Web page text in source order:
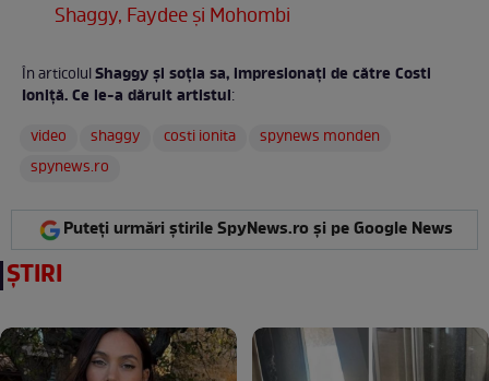
Shaggy, Faydee şi Mohombi
În articolulShaggy și soția sa, impresionați de către Costi
Ioniță. Ce le-a dăruit artistul:
video
shaggy costi ionita
spynews monden
spynews.ro
Puteți urmări știrile SpyNews.ro și pe Google News
ȘTIRI